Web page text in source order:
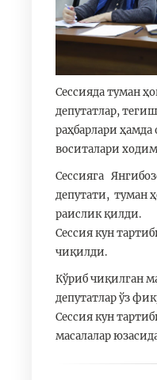
Сессияда туман
депутатлар,
раҳбарлари
воситалари
Сессияга
депутати, туман
раислик қилди.
Сессия кун
чиқилди.
Кўриб чиқилган
депутатлар ўз
Сессия кун
масалалар